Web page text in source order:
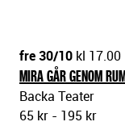
fre 30/10 kl 17.00
MIRA GÅR GENOM
Backa Teater
65 kr - 195 kr